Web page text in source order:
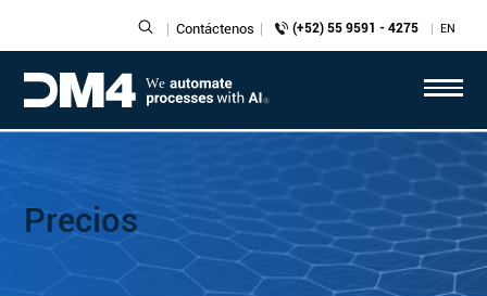
Contáctenos (+52) 55 9591 - 4275 EN
Precios